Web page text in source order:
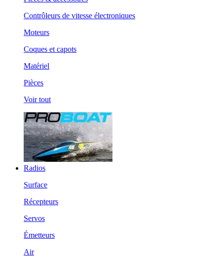
Contrôleurs de vitesse électroniques
Moteurs
Coques et capots
Matériel
Pièces
Voir tout
Radios
Surface
Récepteurs
Servos
Émetteurs
Air